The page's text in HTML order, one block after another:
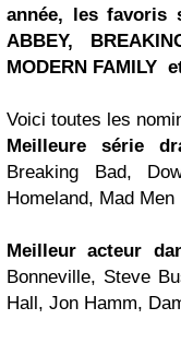
année, les favoris
ABBEY,
MODERN FAMILY
Voici toutes les
Meilleure série
Breaking Bad,
Homeland, Mad Men
Meilleur acteur
Bonneville, Steve
Hall, Jon Hamm,